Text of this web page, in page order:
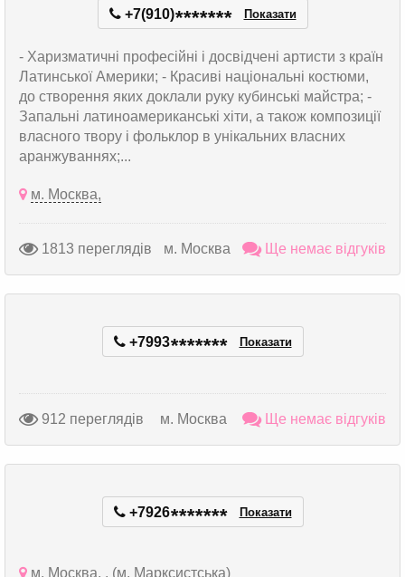
+7(910)******* Показати
- Харизматичні професійні і досвідчені артисти з країн
Латинської Америки; - Красиві національні костюми,
до створення яких доклали руку кубинські майстра; -
Запальні латиноамериканські хіти, а також композиції
власного твору і фольклор в унікальних власних
аранжуваннях;...
м. Москва,
1813 переглядів м. Москва Ще немає відгуків
+7993******* Показати
912 переглядів м. Москва Ще немає відгуків
+7926******* Показати
м. Москва, , (м. Марксистська)